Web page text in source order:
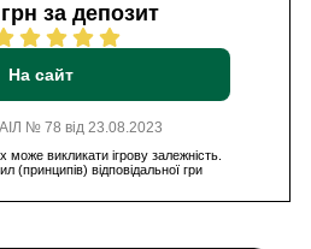
за депозит
На сайт
№ 78 від 23.08.2023
може викликати ігрову залежність.
(принципів) відповідальної гри